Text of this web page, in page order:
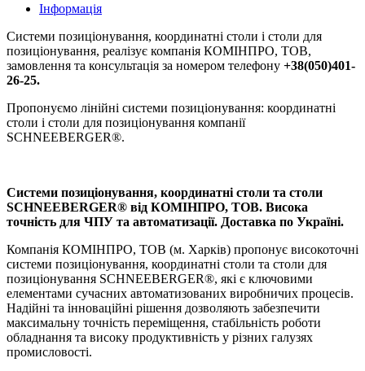
Інформація
Системи позиціонування, координатні столи і столи для
позиціонування, реалізує компанія КОМІНПРО, ТОВ,
замовлення та консультація за номером телефону +38(050)401-
26-25.
Пропонуємо лінійні системи позиціонування: координатні
столи і столи для позиціонування компанії
SCHNEEBERGER®.
Системи позиціонування, координатні столи та столи
SCHNEEBERGER® від КОМІНПРО, ТОВ. Висока
точність для ЧПУ та автоматизації. Доставка по Україні.
Компанія КОМІНПРО, ТОВ (м. Харків) пропонує високоточні
системи позиціонування, координатні столи та столи для
позиціонування SCHNEEBERGER®, які є ключовими
елементами сучасних автоматизованих виробничих процесів.
Надійні та інноваційні рішення дозволяють забезпечити
максимальну точність переміщення, стабільність роботи
обладнання та високу продуктивність у різних галузях
промисловості.